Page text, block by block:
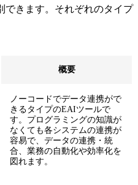
できます。それぞれのタイプ
概要
ノーコードでデータ連携がで
きるタイプのEAIツールで
す。プログラミングの知識が
なくても各システムの連携が
容易で、データの連携・統
合、業務の自動化や効率化を
図れます。